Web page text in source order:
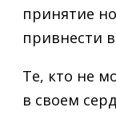
принятие
привнести
Те, кто не
в своем